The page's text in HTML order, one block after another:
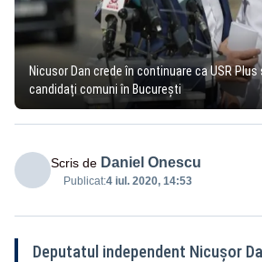
Nicusor Dan crede în continuare ca USR Plus
candidați comuni în București
Scris de Daniel Onescu
Publicat:4 iul. 2020, 14:53
Deputatul independent Nicuşor